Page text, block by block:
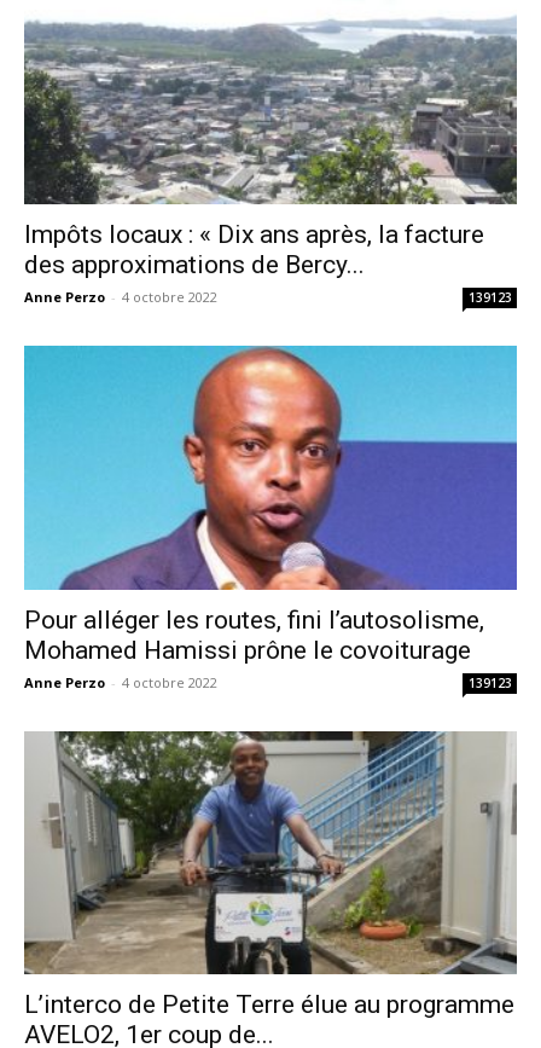
Impôts locaux : « Dix ans après, la facture
des approximations de Bercy...
Anne Perzo - 4 octobre 2022 139123
Pour alléger les routes, fini l’autosolisme,
Mohamed Hamissi prône le covoiturage
Anne Perzo - 4 octobre 2022 139123
L’interco de Petite Terre élue au programme
AVELO2, 1er coup de...